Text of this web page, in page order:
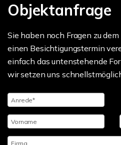
Objektanfrage
Sie haben noch Fragen zu
einen Besichtigungstermin
einfach das untenstehende
wir setzen uns